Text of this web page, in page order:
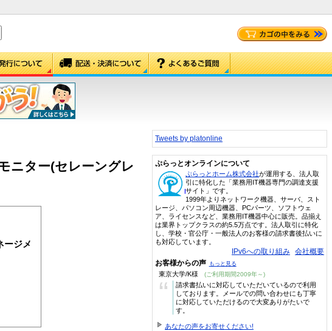
ニター(セレーングレ
ージメ
Tweets by platonline
ぷらっとオンラインについて
ぷらっとホーム株式会社が運用する、法人取
引に特化した「業務用IT機器専門の調達支援
サイト」です。
1999年よりネットワーク機器、サーバ、スト
レージ、パソコン周辺機器、PCパーツ、ソフトウェ
ア、ライセンスなど、業務用IT機器中心に販売。品揃え
は業界トップクラスの約5.5万点です。法人取引に特化
し、学校・官公庁・一般法人のお客様の請求書後払いに
も対応しています。
IPv6への取り組み 会社概要
お客様からの声 もっと見る
東京大学/K様 (ご利用期間2009年～)
“
請求書払いに対応していただいているので利用
しております。メールでの問い合わせにも丁寧
に対応していただけるので大変ありがたいで
す。
あなたの声をお寄せください!